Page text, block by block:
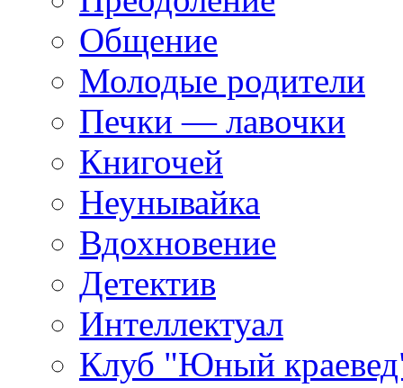
Общение
Молодые родители
Печки — лавочки
Книгочей
Неунывайка
Вдохновение
Детектив
Интеллектуал
Клуб "Юный